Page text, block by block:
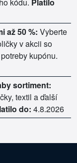
až 50 %: Vyberte
v akcii so
kupónu.
sortiment:
textil a ďalší
do: 4.8.2026